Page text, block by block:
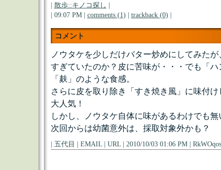
散歩::キノコ探し
| 09:07 PM | comments (1) trackback (0)
コメント
ノウタケを少しだけバター炒めにしてみた
すぎていたのか？皮に苦味が・・・でも「
「麸」のような食感。
さらに皮を取り除き「すき焼き風」に味付
大人気！
しかし、ノウタケ自体に味があるわけでも無
次回からは幼菌意外は、採取対象外かも？
| 五代目 | EMAIL | URL | 2010/10/03 01:06 PM |